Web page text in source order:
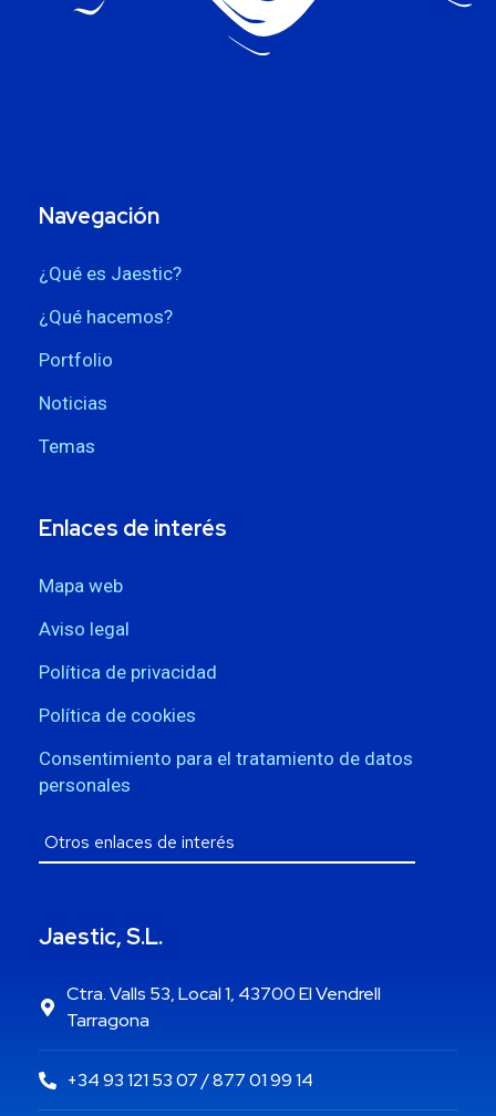
Navegación
¿Qué es Jaestic?
¿Qué hacemos?
Portfolio
Noticias
Temas
Enlaces de interés
Mapa web
Aviso legal
Política de privacidad
Política de cookies
Consentimiento para el tratamiento de datos
personales
Jaestic, S.L.
Ctra. Valls 53, Local 1, 43700 El Vendrell
Tarragona
+34 93 121 53 07 / 877 01 99 14